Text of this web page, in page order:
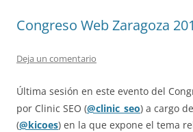
Congreso Web Zaragoza
Deja un comentario
Última sesión en este evento del
por Clinic SEO (@clinic_seo) a cargo
(@kicoes) en la que expone el tema